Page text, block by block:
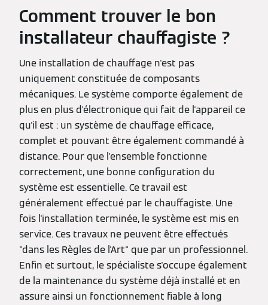
Comment trouver le bon
installateur chauffagiste ?
Une installation de chauffage n'est pas
uniquement constituée de composants
mécaniques. Le système comporte également de
plus en plus d'électronique qui fait de l'appareil ce
qu'il est : un système de chauffage efficace,
complet et pouvant être également commandé à
distance. Pour que l'ensemble fonctionne
correctement, une bonne configuration du
système est essentielle. Ce travail est
généralement effectué par le chauffagiste. Une
fois l'installation terminée, le système est mis en
service. Ces travaux ne peuvent être effectués
"dans les Règles de l'Art" que par un professionnel.
Enfin et surtout, le spécialiste s'occupe également
de la maintenance du système déjà installé et en
assure ainsi un fonctionnement fiable à long